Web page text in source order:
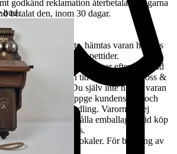
godkänd reklamation återbetalas pengarna
betalat den, inom 30 dagar.
angetts, hämtas varan hos oss
under våra öppettider.
skall ske inom 10 dagar efter avslutad
inom angiven tid tillfaller varan oss &
förbrukad. Kan Du själv inte hämta varan
Ombudet skall uppge kundens för- och
& egen ID-handling. Varorna är ej
själv tillhandahålla emballage. Vid köp
bärhjälp medtas.
vid begäran i våra lokaler. För bokning av
nedan.
bud.